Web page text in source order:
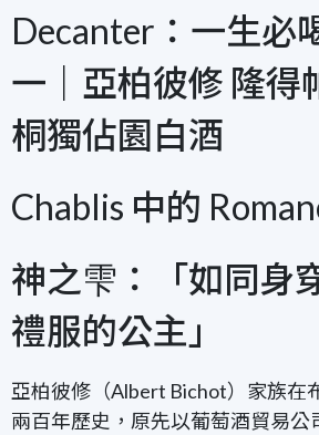
Decanter：一生必
一｜亞柏彼修 隆得
桐獨佔園白酒
Chablis 中的
神之雫：「如同身
禮服的公主」
亞柏彼修（Albert Bichot）家族在
兩百年歷史，原先以葡萄酒貿易公